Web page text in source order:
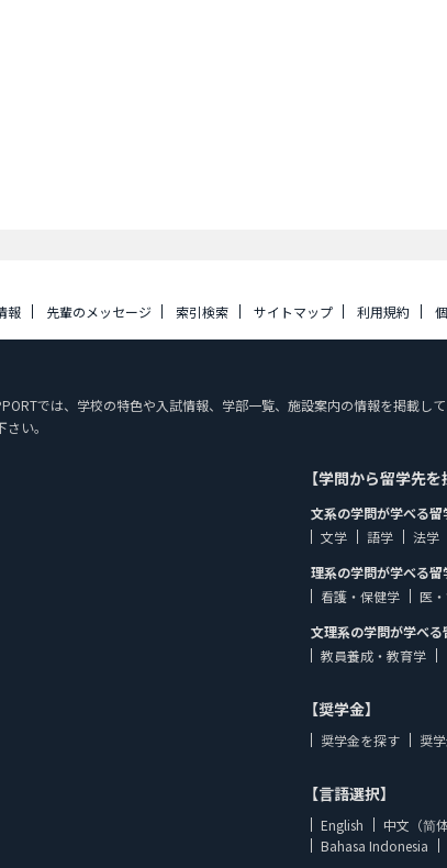
報 先輩のメッセージ 索引検索 サイトマップ 利用規約
では、学校の特色や入試情報、学部一覧、施設案内の情報を掲載し
い。
【学問から留学先
文系の学問が学べる留
文学
語学
法学
理系の学問が学べる留
看護・保健学
医
文理系の学問が学べ
教員養成・教育学
【奨学金】
奨学金を探す 奨
【言語選択】
English
中文（简
Bahasa Indonesia